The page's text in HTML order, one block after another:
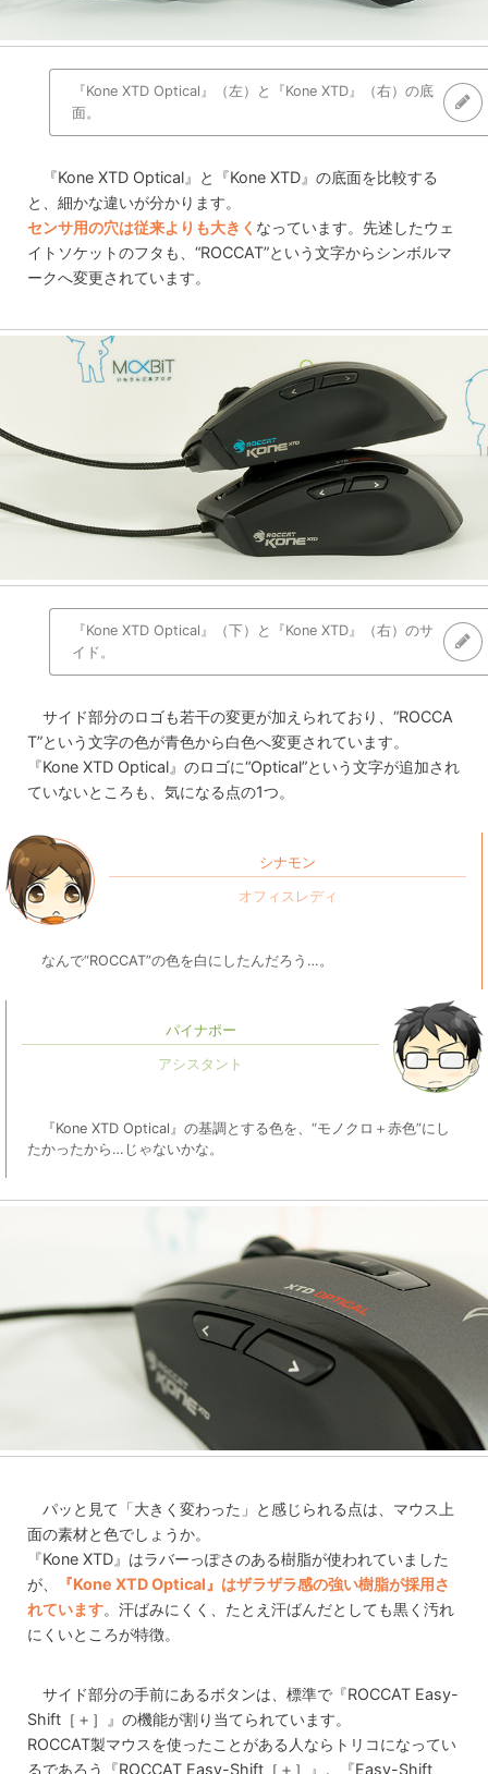
『Kone XTD Optical』（左）と『Kone XTD』（右）の底
面。
『Kone XTD Optical』と『Kone XTD』の底面を比較する
と、細かな違いが分かります。
センサ用の穴は従来よりも大きく なっています。先述したウェ
イトソケットのフタも、“ROCCAT”という文字からシンボルマ
ークへ変更されています。
『Kone XTD Optical』（下）と『Kone XTD』（右）のサ
イド。
サイド部分のロゴも若干の変更が加えられており、“ROCCA
T”という文字の色が青色から白色へ変更されています。
『Kone XTD Optical』のロゴに“Optical”という文字が追加され
ていないところも、気になる点の1つ。
シナモン
なんで“ROCCAT”の色を白にしたんだろう…。
パイナポー
『Kone XTD Optical』の基調とする色を、“モノクロ＋赤色”にし
たかったから…じゃないかな。
パッと見て「大きく変わった」と感じられる点は、マウス上
面の素材と色でしょうか。
『Kone XTD』はラバーっぽさのある樹脂が使われていました
が、
『Kone XTD Optical』はザラザラ感の強い樹脂が採用さ
れています。汗ばみにくく、たとえ汗ばんだとしても黒く汚れ
にくいところが特徴。
サイド部分の手前にあるボタンは、標準で『ROCCAT Easy-
Shift［＋］』の機能が割り当てられています。
ROCCAT製マウスを使ったことがある人ならトリコになってい
るであろう『ROCCAT Easy-Shift［＋］』。『Easy-Shift